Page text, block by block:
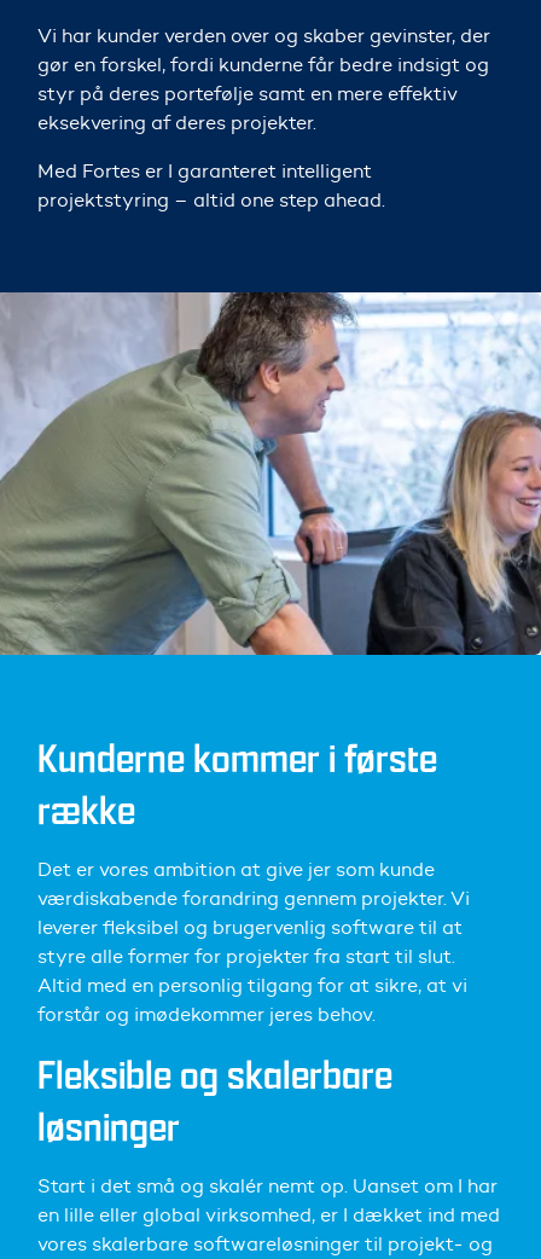
Vi har kunder verden over og skaber gevinster, der
gør en forskel, fordi kunderne får bedre indsigt og
styr på deres portefølje samt en mere effektiv
eksekvering af deres projekter.
Med Fortes er I garanteret intelligent
projektstyring – altid one step ahead.
Kunderne kommer i første
række
Det er vores ambition at give jer som kunde
værdiskabende forandring gennem projekter. Vi
leverer fleksibel og brugervenlig software til at
styre alle former for projekter fra start til slut.
Altid med en personlig tilgang for at sikre, at vi
forstår og imødekommer jeres behov.
Fleksible og skalerbare
løsninger
Start i det små og skalér nemt op. Uanset om I har
en lille eller global virksomhed, er I dækket ind med
vores skalerbare softwareløsninger til projekt- og